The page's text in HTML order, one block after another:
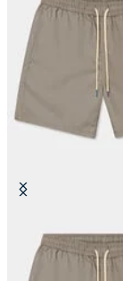
€87.50